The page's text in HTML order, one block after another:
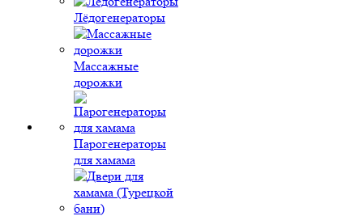
Лёдогенераторы
Массажные
дорожки
Парогенераторы
для хамама